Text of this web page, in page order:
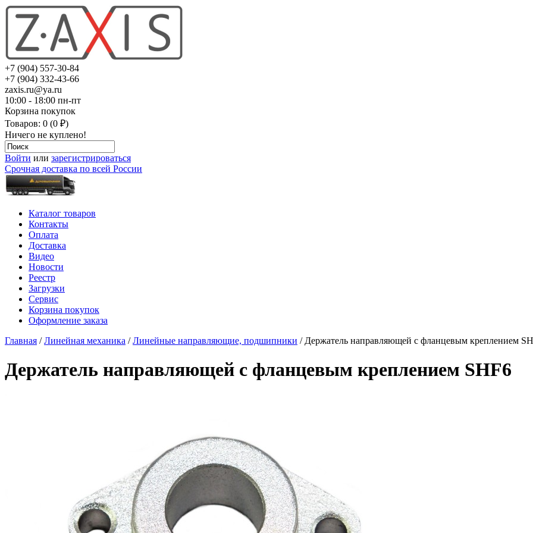
+7 (904) 557-30-84
+7 (904) 332-43-66
zaxis.ru@ya.ru
10:00 - 18:00 пн-пт
Корзина покупок
Товаров: 0 (0 ₽)
Ничего не куплено!
Войти или зарегистрироваться
Срочная доставка по всей России
Каталог товаров
Контакты
Оплата
Доставка
Видео
Новости
Реестр
Загрузки
Сервис
Корзина покупок
Оформление заказа
Главная /Линейная механика /Линейные направляющие, подшипники / Держатель направляющей с фланцевым креплением
Держатель направляющей с фланцевым креплением SHF6